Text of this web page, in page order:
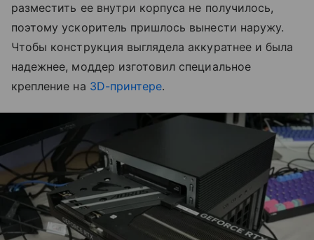
разместить ее внутри корпуса не получилось,
поэтому ускоритель пришлось вынести наружу.
Чтобы конструкция выглядела аккуратнее и была
надежнее, моддер изготовил специальное
крепление на 3D-принтере.